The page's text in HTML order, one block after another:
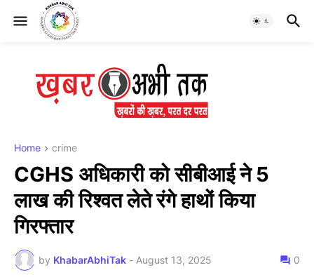
Home crime
CGHS अधिकारी को सीबीआई ने 5
लाख की रिश्वत लेते रंगे हाथों किया
गिरफ्तार
by KhabarAbhiTak - August 13, 2025 0